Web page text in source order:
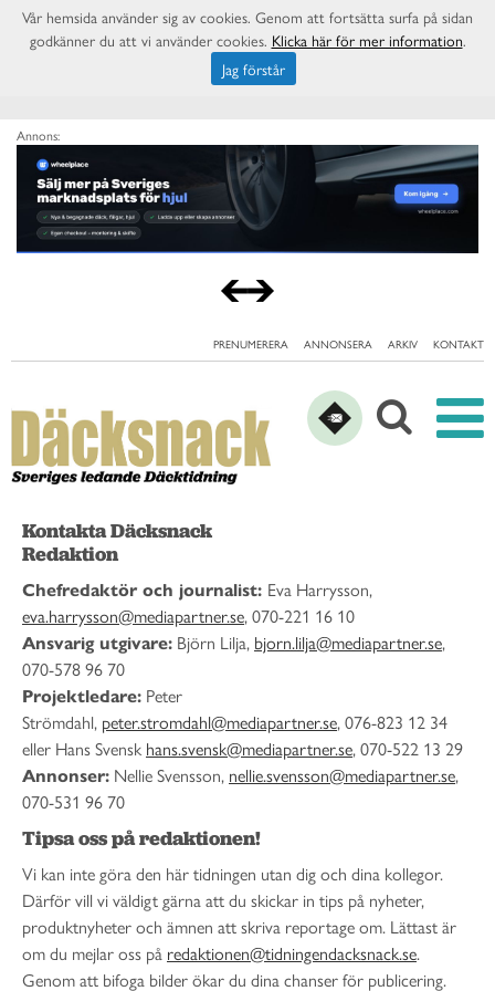
Annons:
PRENUMERERA ANNONSERA ARKIV KONTAKT
Kontakta Däcksnack
Redaktion
Chefredaktör och journalist: Eva Harrysson,
eva.harrysson@mediapartner.se, 070-221 16 10
Ansvarig utgivare: Björn Lilja, bjorn.lilja@mediapartner.se,
070-578 96 70
Projektledare: Peter
Strömdahl, peter.stromdahl@mediapartner.se, 076-823 12 34
eller Hans Svensk hans.svensk@mediapartner.se, 070-522 13 29
Annonser: Nellie Svensson, nellie.svensson@mediapartner.se,
070-531 96 70
Tipsa oss på redaktionen!
Vi kan inte göra den här tidningen utan dig och dina kollegor.
Därför vill vi väldigt gärna att du skickar in tips på nyheter,
produktnyheter och ämnen att skriva reportage om. Lättast är
om du mejlar oss på redaktionen@tidningendacksnack.se.
Genom att bifoga bilder ökar du dina chanser för publicering.
Vår hemsida använder sig av cookies. Genom att fortsätta surfa på sidan
godkänner du att vi använder cookies. Klicka här för mer information.
Jag förstår